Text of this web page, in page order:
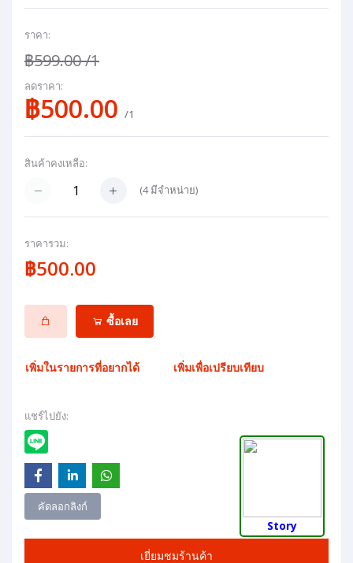
ราคา:
฿599.00/1
ลดราคา:
฿500.00 /1
สินค้าคงเหลือ:
(4มีจำหน่าย)
ราคารวม:
฿500.00
ซื้อเลย
เพิ่มในรายการที่อยากได้ เพิ่มเพื่อเปรียบเทียบ
แชร์ไปยัง:
คัดลอกลิงก์
เยี่ยมชมร้านค้า
Story